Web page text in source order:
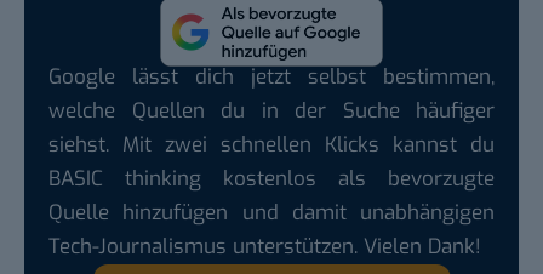
Google lässt dich jetzt selbst bestimmen,
welche Quellen du in der Suche häufiger
siehst. Mit zwei schnellen Klicks kannst du
BASIC thinking kostenlos als bevorzugte
Quelle hinzufügen und damit unabhängigen
Tech-Journalismus unterstützen. Vielen Dank!